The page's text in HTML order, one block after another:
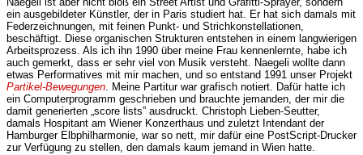
ein ausgebildeter Künstler, der in Paris studiert hat. Er hat sich damals mit
Federzeichnungen, mit feinen Punkt- und Strichkonstellationen,
beschäftigt. Diese organischen Strukturen entstehen in einem langwierigen
Arbeitsprozess. Als ich ihn 1990 über meine Frau kennenlernte, habe ich
auch gemerkt, dass er sehr viel von Musik versteht. Naegeli wollte dann
etwas Performatives mit mir machen, und so entstand 1991 unser Projekt
Partikel-Bewegungen. Meine Partitur war grafisch notiert. Dafür hatte ich
ein Computerprogramm geschrieben und brauchte jemanden, der mir die
damit generierten „score lists” ausdruckt. Christoph Lieben-Seutter,
damals Hospitant am Wiener Konzerthaus und zuletzt Intendant der
Hamburger Elbphilharmonie, war so nett, mir dafür eine PostScript-Drucker
zur Verfügung zu stellen, den damals kaum jemand in Wien hatte.